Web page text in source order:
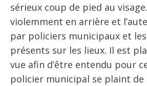
sérieux coup de pied au
violemment en arrière et
par policiers municipaux et
présents sur les lieux. Il est
vue afin d’être entendu pour
policier municipal se plaint de